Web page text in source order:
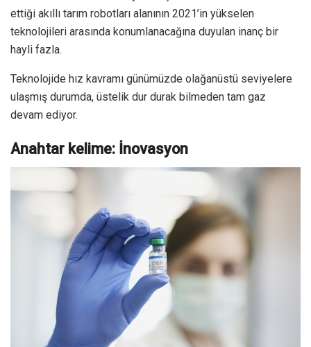
İnovasyon, yüksek profilli kompleks yazılımlara, donanıma
dair sayısız argümana ve daha fazlasına sirayet ederek
gelişimin önünü açarken yakın geleceğe yönelik tahminler
de yavaş yavaş günyüzüne çıkıyor…